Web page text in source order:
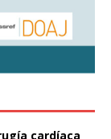
cardíaca